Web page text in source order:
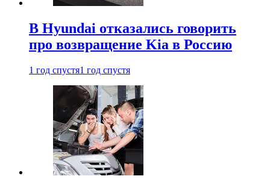
В Hyundai отказались говорить
про возвращение Kia в Россию
1 год спустя1 год спустя